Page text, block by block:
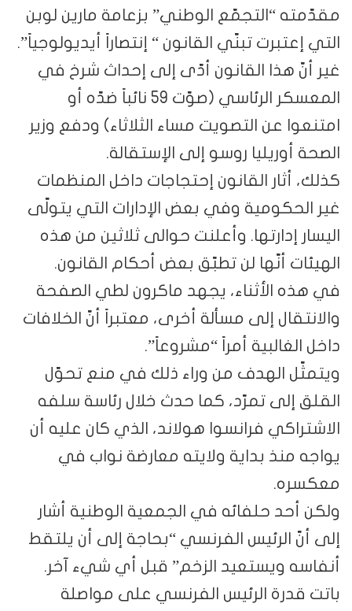
مقدّمته “التجمّع الوطني” بزعامة مارين لوبن
التي إعتبرت تبنّي القانون “ إنتصاراً أيديولوجياً”.
غير أنّ هذا القانون أدّى إلى إحداث شرخ في
المعسكر الرئاسي (صوّت 59 نائباً ضدّه أو
امتنعوا عن التصويت مساء الثلاثاء) ودفع وزير
الصحة أوريليا روسو إلى الإستقالة.
كذلك، أثار القانون إحتجاجات داخل المنظمات
غير الحكومية وفي بعض الإدارات التي يتولّى
اليسار إدارتها. وأعلنت حوالى ثلاثين من هذه
الهيئات أنّها لن تطبّق بعض أحكام القانون.
في هذه الأثناء، يجهد ماكرون لطي الصفحة
والانتقال إلى مسألة أخرى، معتبراً أنّ الخلافات
داخل الغالبية أمراً “مشروعاً”.
ويتمثّل الهدف من وراء ذلك في منع تحوّل
القلق إلى تمرّد، كما حدث خلال رئاسة سلفه
الاشتراكي فرانسوا هولاند، الذي كان عليه أن
يواجه منذ بداية ولايته معارضة نواب في
معكسره.
ولكن أحد حلفائه في الجمعية الوطنية أشار
إلى أنّ الرئيس الفرنسي “بحاجة إلى أن يلتقط
أنفاسه ويستعيد الزخم” قبل أي شيء آخر.
باتت قدرة الرئيس الفرنسي على مواصلة